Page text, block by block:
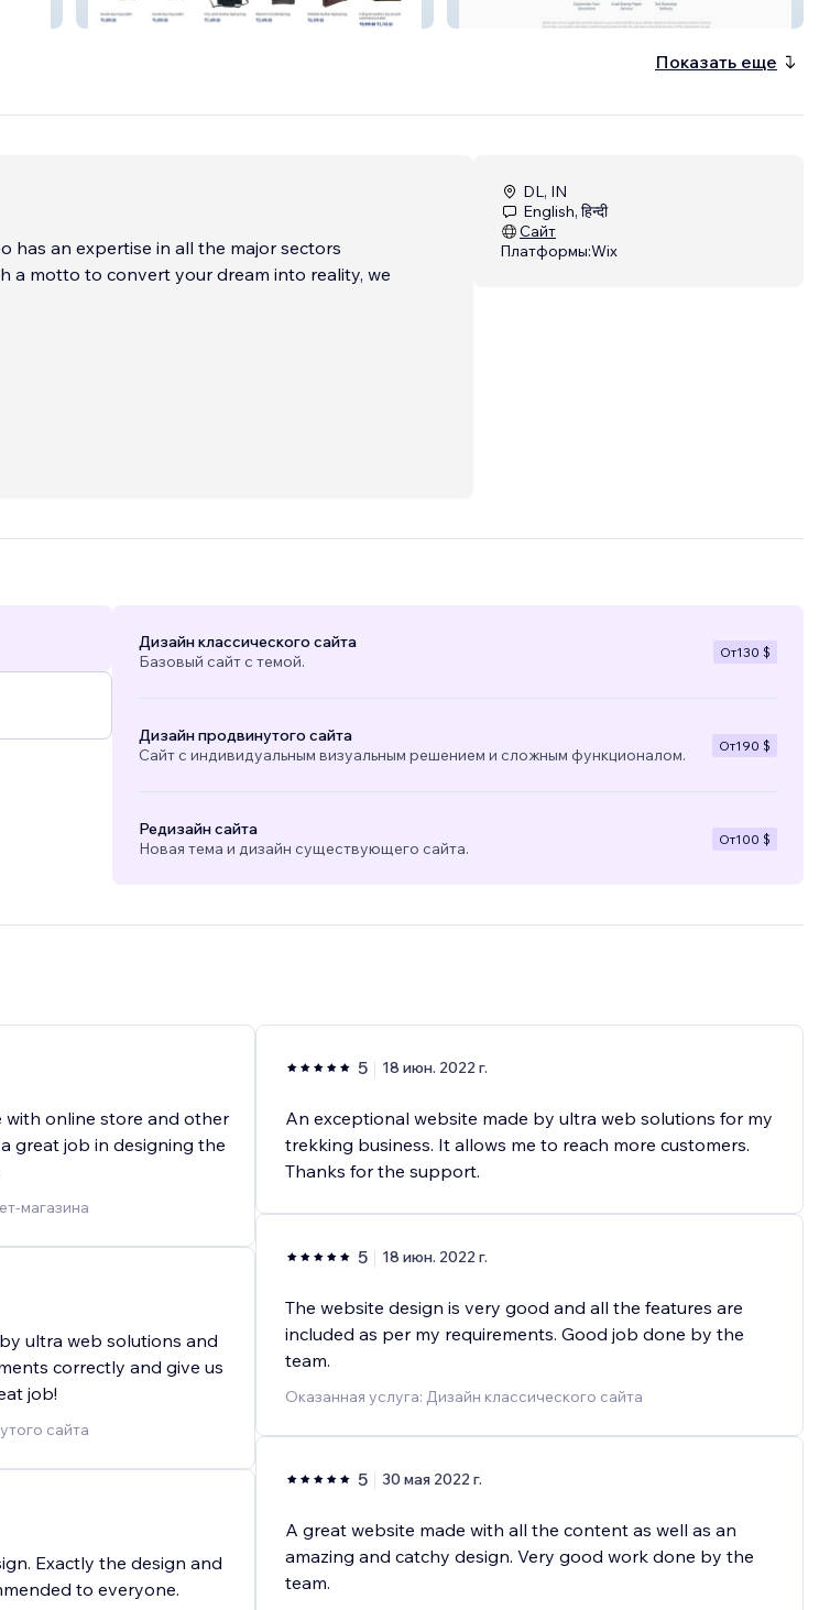
onlyhides
Показать еще
has an expertise in all the major sectors
a motto to convert your dream into reality, we
DL, IN
English, हिन्दी
Сайт
Платформы:Wix
Дизайн классического сайта
Базовый сайт с темой.
От130 $
Дизайн продвинутого сайта
Сайт с индивидуальным визуальным решением и сложным функционалом.
От190 $
Редизайн сайта
Новая тема и дизайн существующего сайта.
От100 $
with online store and other
great job in designing the
магазина
ultra web solutions and
correctly and give us
job!
сайта
Exactly the design and
to everyone.
5 18 июн. 2022 г.
An exceptional website made by ultra web solutions for my
trekking business. It allows me to reach more customers.
Thanks for the support.
5 18 июн. 2022 г.
The website design is very good and all the features are
included as per my requirements. Good job done by the
team.
Оказанная услуга: Дизайн классического сайта
5 30 мая 2022 г.
A great website made with all the content as well as an
amazing and catchy design. Very good work done by the
team.